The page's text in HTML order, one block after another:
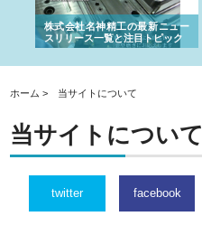
株式会社名神精工の最新ニュー
スリリース一覧と注目トピック
ホーム > 当サイトについて
当サイトについて
twitter facebook